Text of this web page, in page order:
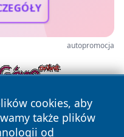
autopromocja
cookies, aby
także plików
od